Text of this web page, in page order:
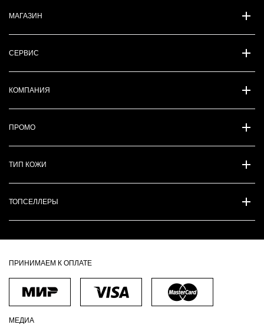
МАГАЗИН
СЕРВИС
КОМПАНИЯ
ПРОМО
ТИП КОЖИ
ТОПСЕЛЛЕРЫ
ПРИНИМАЕМ К ОПЛАТЕ
МЕДИА